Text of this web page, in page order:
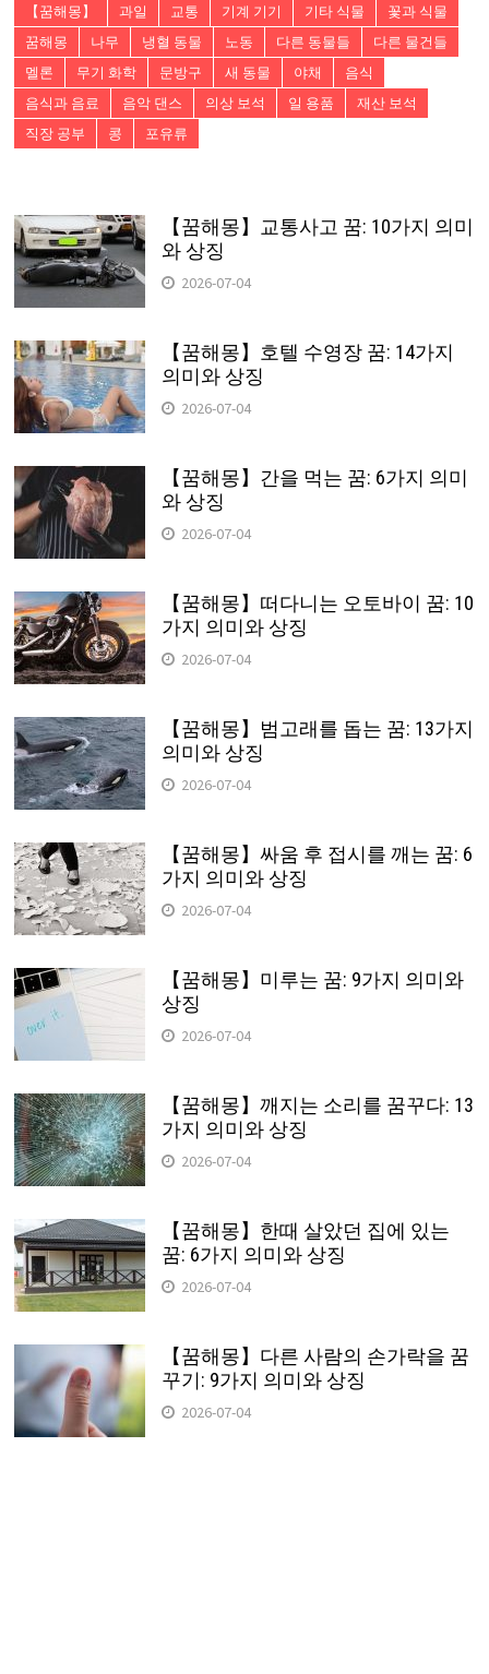
【꿈해몽】 과일 교통 기계 기기 기타 식물
꽃과 식물
꿈해몽
나무 냉혈 동물 노동 다른 동물들
다른 물건들
멜론
무기 화학 문방구 새 동물 야채
음식
음식과 음료
음악 댄스 의상 보석 일 용품
재산 보석
직장 공부
콩 포유류
【꿈해몽】교통사고 꿈: 10가지 의미
와 상징
2026-07-04
【꿈해몽】호텔 수영장 꿈: 14가지
의미와 상징
2026-07-04
【꿈해몽】간을 먹는 꿈: 6가지 의미
와 상징
2026-07-04
【꿈해몽】떠다니는 오토바이 꿈: 10
가지 의미와 상징
2026-07-04
【꿈해몽】범고래를 돕는 꿈: 13가지
의미와 상징
2026-07-04
【꿈해몽】싸움 후 접시를 깨는 꿈: 6
가지 의미와 상징
2026-07-04
【꿈해몽】미루는 꿈: 9가지 의미와
상징
2026-07-04
【꿈해몽】깨지는 소리를 꿈꾸다: 13
가지 의미와 상징
2026-07-04
【꿈해몽】한때 살았던 집에 있는
꿈: 6가지 의미와 상징
2026-07-04
【꿈해몽】다른 사람의 손가락을 꿈
꾸기: 9가지 의미와 상징
2026-07-04